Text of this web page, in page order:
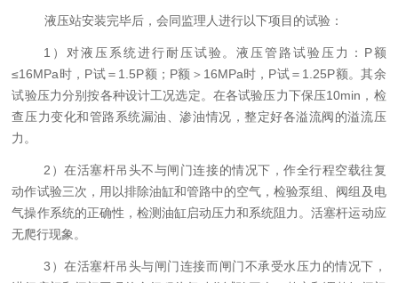
液压站安装完毕后，会同监理人进行以下项目的试验：
1）对液压系统进行耐压试验。液压管路试验压力： P额
≤16MPa时， P试＝ 1.5P额； P额＞ 16MPa时， P试＝ 1.25P额。其余
试验压力分别按各种设计工况选定。在各试验压力下保压10min ，检
查压力变化和管路系统漏油、渗油情况，整定好各溢流阀的溢流压
力。
2）在活塞杆吊头不与闸门连接的情况下，作全行程空载往复
动作试验三次，用以排除油缸和管路中的空气，检验泵组、阀组及电
气操作系统的正确性，检测油缸启动压力和系统阻力。活塞杆运动应
无爬行现象。
3）在活塞杆吊头与闸门连接而闸门不承受水压力的情况下，